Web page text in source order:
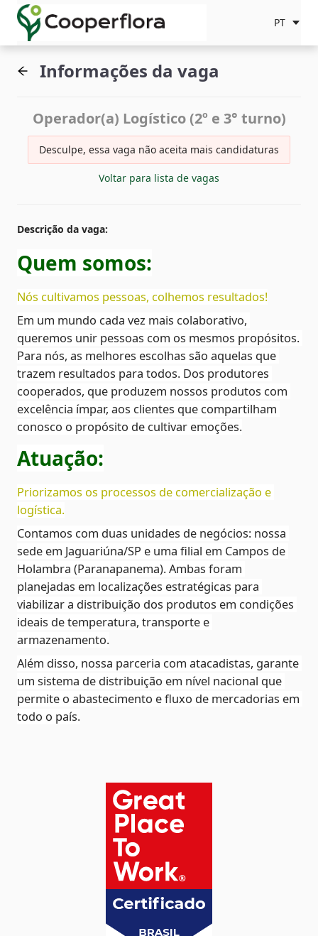
PT
Informações da vaga
Operador(a) Logístico (2º e 3° turno)
Desculpe, essa vaga não aceita mais candidaturas
Voltar para lista de vagas
Descrição da vaga:
Quem somos:
Nós cultivamos pessoas, colhemos resultados!
Em um mundo cada vez mais colaborativo,
queremos unir pessoas com os mesmos propósitos.
Para nós, as melhores escolhas são aquelas que
trazem resultados para todos. Dos produtores
cooperados, que produzem nossos produtos com
excelência ímpar, aos clientes que compartilham
conosco o propósito de cultivar emoções.
Atuação:
Priorizamos os processos de comercialização e
logística.
Contamos com duas unidades de negócios: nossa
sede em Jaguariúna/SP e uma filial em Campos de
Holambra (Paranapanema). Ambas foram
planejadas em localizações estratégicas para
viabilizar a distribuição dos produtos em condições
ideais de temperatura, transporte e
armazenamento.
Além disso, nossa parceria com atacadistas, garante
um sistema de distribuição em nível nacional que
permite o abastecimento e fluxo de mercadorias em
todo o país.